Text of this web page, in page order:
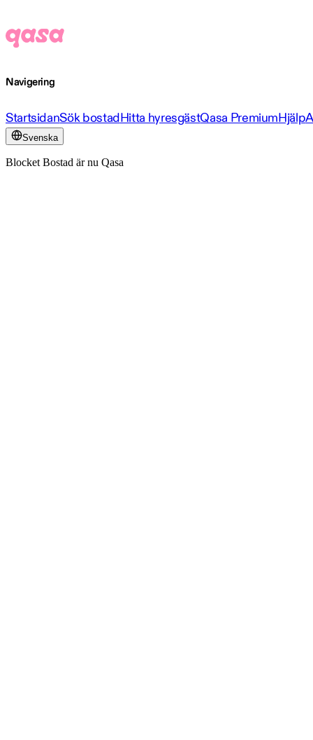
Navigering
StartsidanSök bostadHitta hyresgästQasa PremiumHjälp
Svenska
Blocket Bostad är nu Qasa